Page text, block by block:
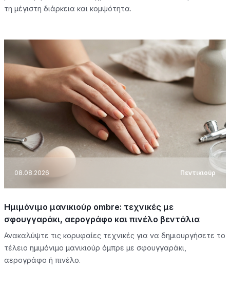
τη μέγιστη διάρκεια και κομψότητα.
08.08.2026 Πεντικιούρ
Ημιμόνιμο μανικιούρ ombre: τεχνικές με
σφουγγαράκι, αερογράφο και πινέλο βεντάλια
Ανακαλύψτε τις κορυφαίες τεχνικές για να δημιουργήσετε το
τέλειο ημιμόνιμο μανικιούρ όμπρε με σφουγγαράκι,
αερογράφο ή πινέλο.